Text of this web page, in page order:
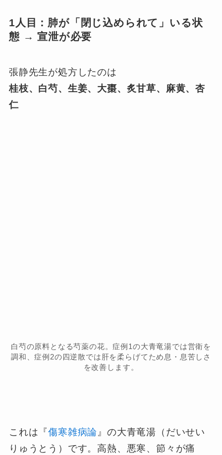
1人目：肺が「閉じ込められて」いる状
態 → 宣泄が必要
張静先生が処方したのは
桂枝、白芍、生姜、大棗、炙甘草、麻黄、杏
仁
白芍の原料となる芍薬の花。症例1の大青竜湯では営衛を
調和、症例2の四逆散では肝を柔らげてため息・息苦しさ
を改善します。
これは『傷寒雑病論 』の大青竜湯（だいせい
りゅうとう）です。高熱、悪寒、節々が痛